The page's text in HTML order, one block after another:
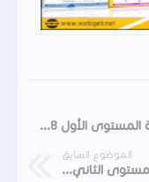
دليل الأستاذ كتابي في اللغة العربية المستوى الأول 2018
الموضوع السابق
دليل الأستاذ مرشدي في اللغة العربية المستوى الثاني 2018